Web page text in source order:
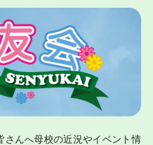
さんへ母校の近況やイベント情